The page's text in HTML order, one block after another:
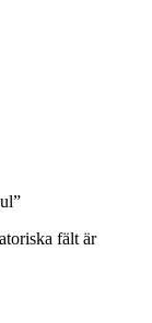
fält är